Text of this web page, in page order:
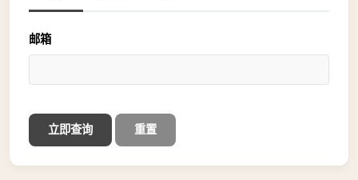
邮箱
立即查询 重置